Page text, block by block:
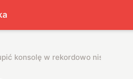
konsolę w rekordowo niskiej cenie